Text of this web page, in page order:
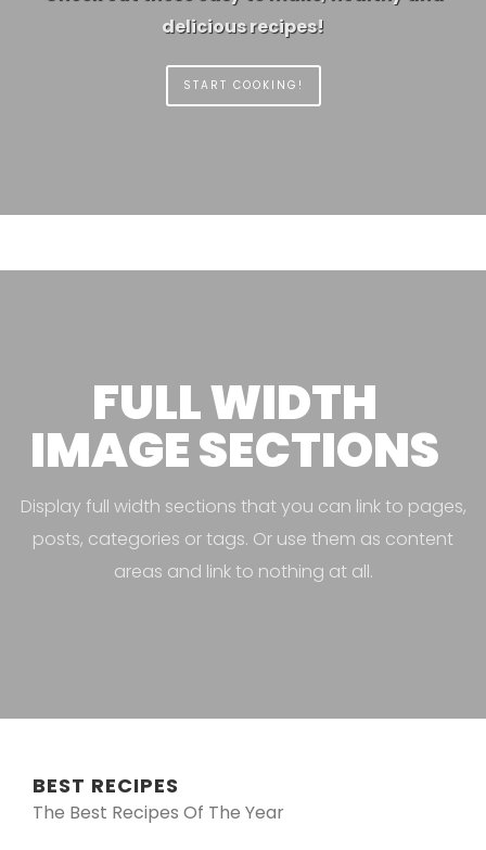
delicious recipes!
START COOKING!
FULL WIDTH
IMAGE SECTIONS
Display full width sections that you can link to pages,
posts, categories or tags. Or use them as content
areas and link to nothing at all.
BEST RECIPES
The Best Recipes Of The Year